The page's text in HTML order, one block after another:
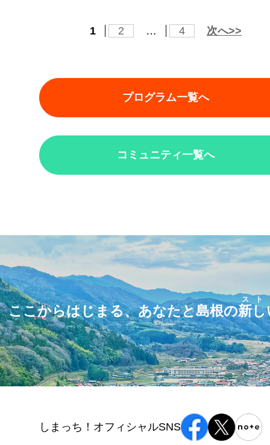
1 2 … 4 次へ>>
プログラム一覧へ
コミュニティ一覧へ
ここからはじまる、あなたと島根の新し
スト
しまっち！オフィシャルSNS